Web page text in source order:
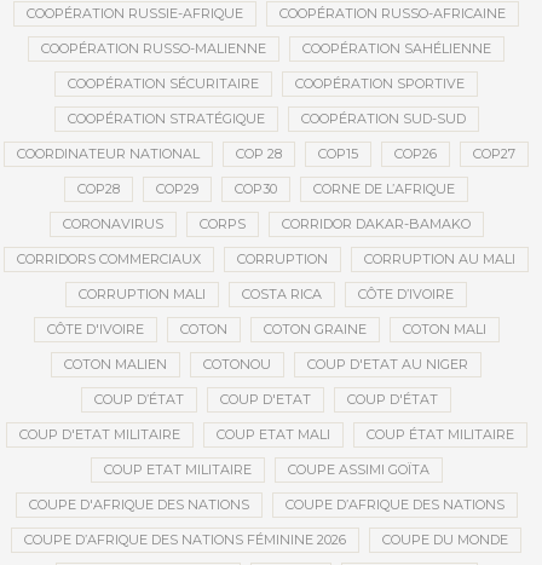
COOPÉRATION RUSSIE-AFRIQUE COOPÉRATION RUSSO-AFRICAINE
COOPÉRATION RUSSO-MALIENNE COOPÉRATION SAHÉLIENNE
COOPÉRATION SÉCURITAIRE COOPÉRATION SPORTIVE
COOPÉRATION STRATÉGIQUE COOPÉRATION SUD-SUD
COORDINATEUR NATIONAL COP 28 COP15 COP26 COP27
COP28 COP29 COP30 CORNE DE L’AFRIQUE
CORONAVIRUS CORPS CORRIDOR DAKAR-BAMAKO
CORRIDORS COMMERCIAUX CORRUPTION CORRUPTION AU MALI
CORRUPTION MALI COSTA RICA CÔTE D’IVOIRE
CÔTE D'IVOIRE COTON COTON GRAINE COTON MALI
COTON MALIEN COTONOU COUP D'ETAT AU NIGER
COUP D’ÉTAT COUP D'ETAT COUP D'ÉTAT
COUP D'ETAT MILITAIRE COUP ETAT MALI COUP ÉTAT MILITAIRE
COUP ETAT MILITAIRE COUPE ASSIMI GOÏTA
COUPE D'AFRIQUE DES NATIONS COUPE D’AFRIQUE DES NATIONS
COUPE D’AFRIQUE DES NATIONS FÉMININE 2026 COUPE DU MONDE